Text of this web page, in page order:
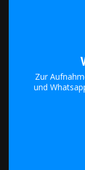
Zur
und